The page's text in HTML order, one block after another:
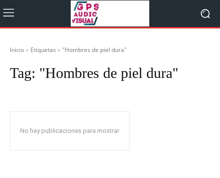
Inicio Etiquetas "Hombres de piel dura"
Tag: "Hombres de piel dura"
No hay publicaciones para mostrar